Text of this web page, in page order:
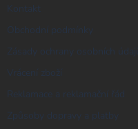
Kontakt
Obchodní podmínky
Zásady ochrany osobních údajů
Vrácení zboží
Reklamace a reklamační řád
Způsoby dopravy a platby